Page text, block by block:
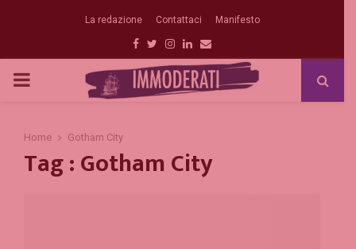
La redazione Contattaci Manifesto
Facebook
Twitter
Instagram
Linkedin
Email
PRIMARY
Home Gotham City
Tag : Gotham City